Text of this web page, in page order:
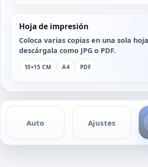
Hoja de impresión
Coloca varias copias en una sola
descárgala como JPG o PDF.
10×15 CM A4 PDF
Auto Ajustes